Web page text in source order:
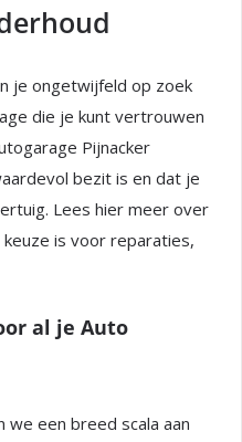
je ongetwijfeld op zoek
die je kunt vertrouwen
Pijnacker
bezit is en dat je
Lees hier meer over
is voor reparaties,
al je Auto
we een breed scala aan